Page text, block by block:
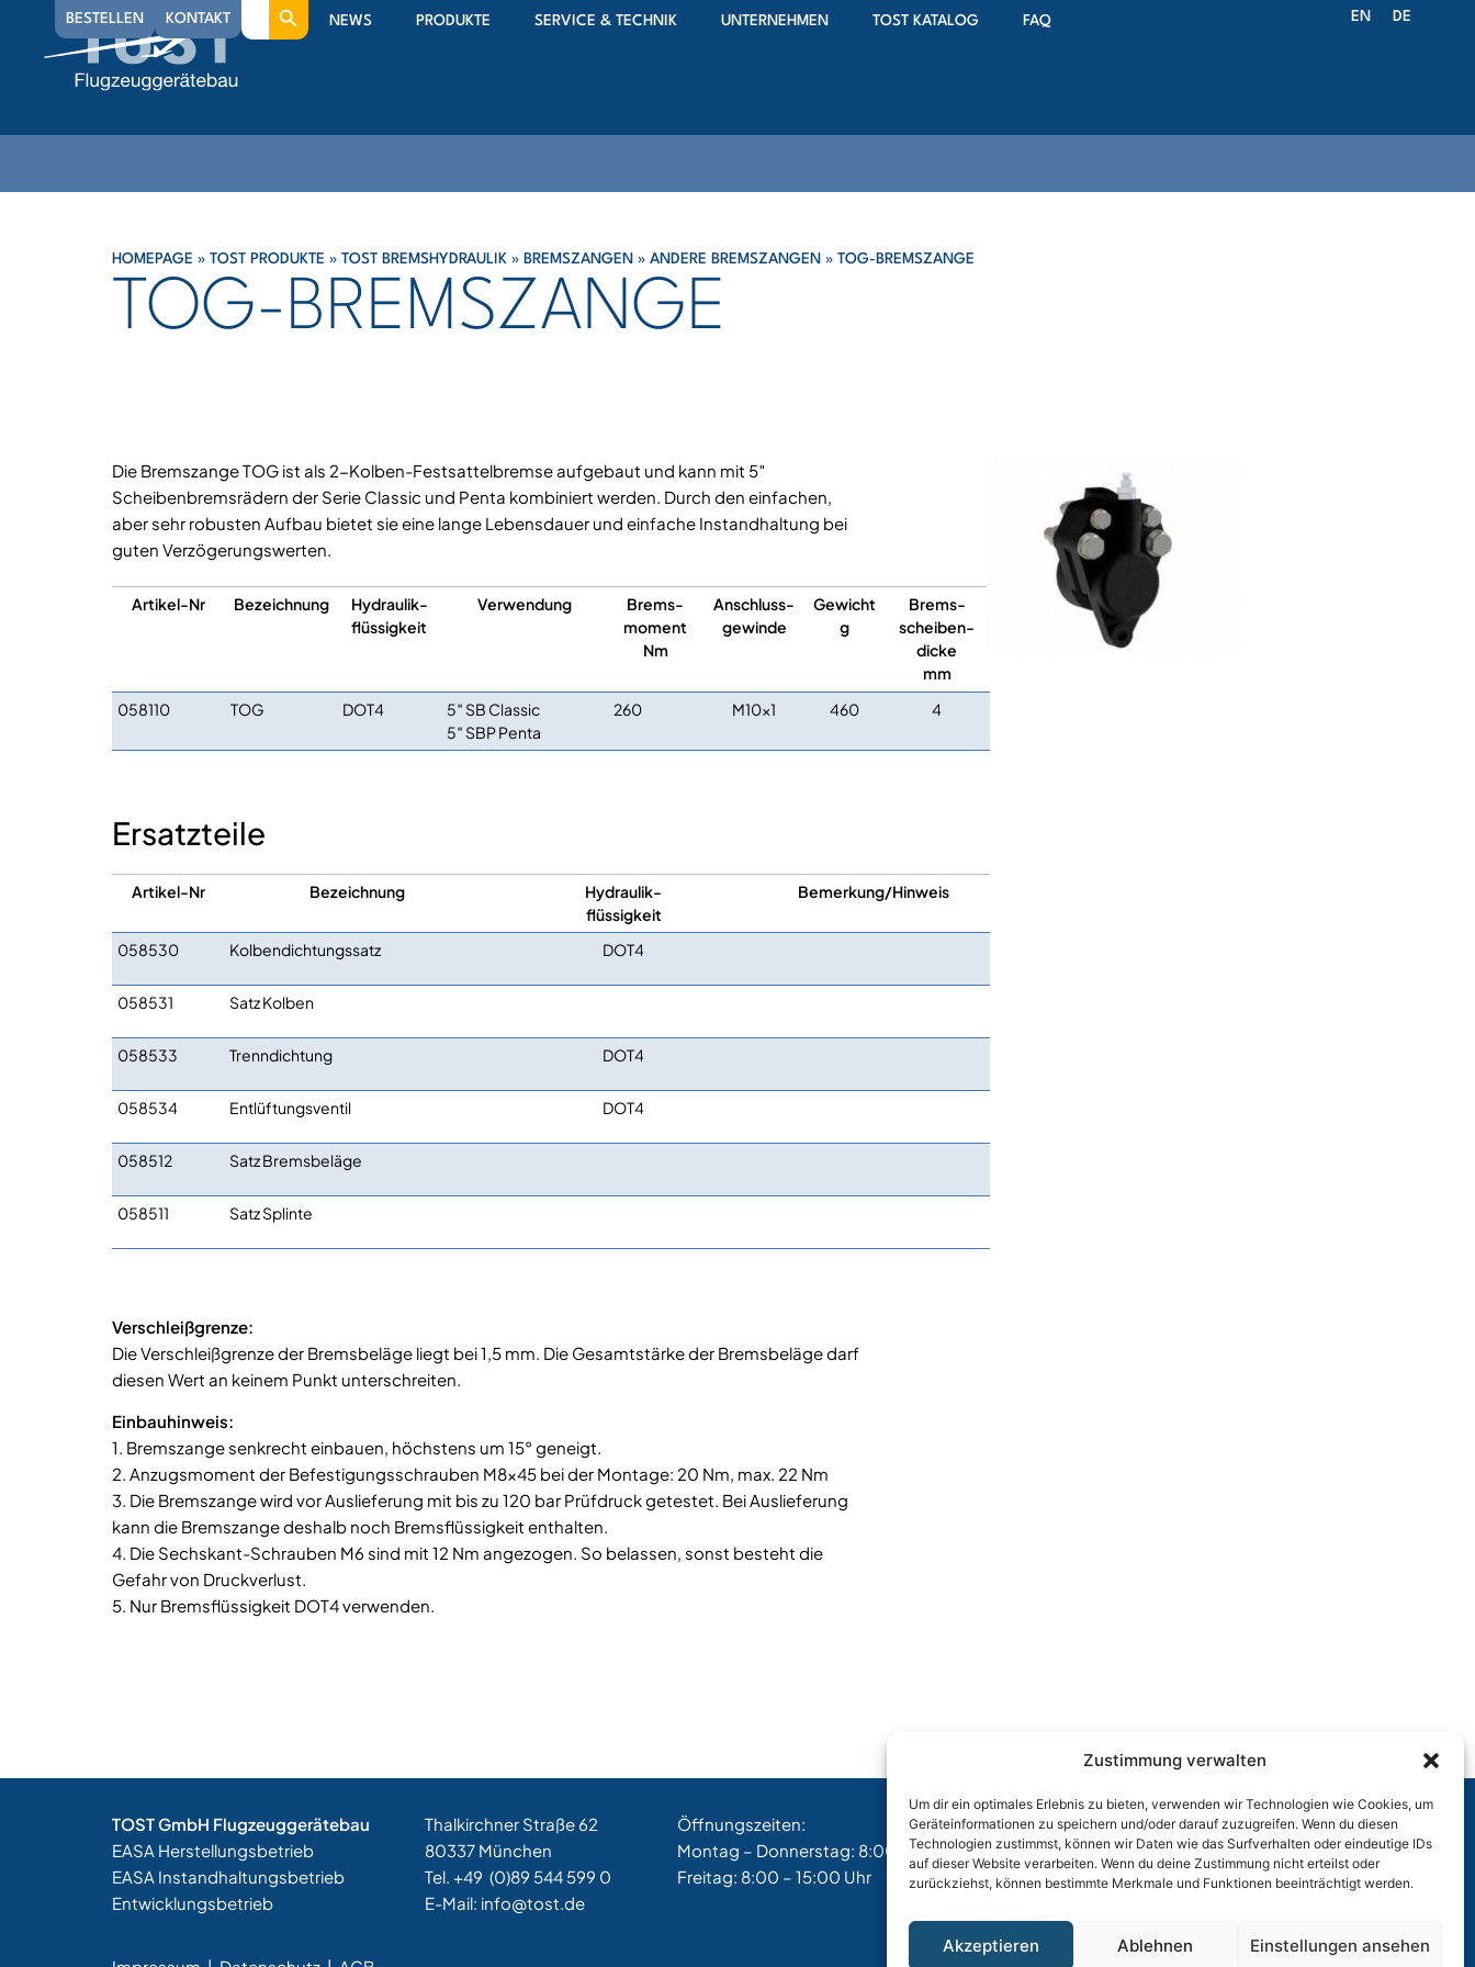
Zustimmung verwalten
Um dir ein optimales Erlebnis zu bieten, verwenden wir Technologien wie Cookies, um
Geräteinformationen zu speichern und/oder darauf zuzugreifen. Wenn du diesen
Technologien zustimmst, können wir Daten wie das Surfverhalten oder eindeutige IDs
auf dieser Website verarbeiten. Wenn du deine Zustimmung nicht erteilst oder
zurückziehst, können bestimmte Merkmale und Funktionen beeinträchtigt werden.
Akzeptieren Ablehnen Einstellungen ansehen
NEWS PRODUKTE SERVICE & TECHNIK UNTERNEHMEN TOST KATALOG FAQ
BESTELLEN KONTAKT
Search
for:
EN DE
HOMEPAGE » TOST PRODUKTE » TOST BREMSHYDRAULIK » BREMSZANGEN » ANDERE BREMSZANGEN » TOG-BREMSZANGE
TOG-BREMSZANGE
Die Bremszange TOG ist als 2-Kolben-Festsattelbremse aufgebaut und kann mit 5″
Scheibenbremsrädern der Serie Classic und Penta kombiniert werden. Durch den einfachen,
aber sehr robusten Aufbau bietet sie eine lange Lebensdauer und einfache Instandhaltung bei
guten Verzögerungswerten.
Artikel-Nr Bezeichnung
Hydraulik-
flüssigkeit
Verwendung
Brems-
moment
Nm
Anschluss-
gewinde
Gewicht
g
Brems-
scheiben-
dicke
mm
058110
TOG DOT4
5″ SB Classic
5″ SBP Penta
260 M10x1 460 4
Ersatzteile
Artikel-Nr Bezeichnung
Hydraulik-
flüssigkeit
Bemerkung/Hinweis
058530 Kolbendichtungssatz DOT4
058531 Satz Kolben
058533 Trenndichtung DOT4
058534 Entlüftungsventil DOT4
058512 Satz Bremsbeläge
058511 Satz Splinte
Verschleißgrenze:
Die Verschleißgrenze der Bremsbeläge liegt bei 1,5 mm. Die Gesamtstärke der Bremsbeläge darf
diesen Wert an keinem Punkt unterschreiten.
Einbauhinweis:
1. Bremszange senkrecht einbauen, höchstens um 15° geneigt.
2. Anzugsmoment der Befestigungsschrauben M8x45 bei der Montage: 20 Nm, max. 22 Nm
3. Die Bremszange wird vor Auslieferung mit bis zu 120 bar Prüfdruck getestet. Bei Auslieferung
kann die Bremszange deshalb noch Bremsflüssigkeit enthalten.
4. Die Sechskant-Schrauben M6 sind mit 12 Nm angezogen. So belassen, sonst besteht die
Gefahr von Druckverlust.
5. Nur Bremsflüssigkeit DOT4 verwenden.
TOST GmbH Flugzeuggerätebau
EASA Herstellungsbetrieb
EASA Instandhaltungsbetrieb
Entwicklungsbetrieb
Thalkirchner Straße 62
80337 München
Tel. +49 (0)89 544 599 0
E-Mail: info@tost.de
Öffnungszeiten:
Montag – Donnerstag: 8:00 – 17:00 Uhr
Freitag: 8:00 – 15:00 Uhr